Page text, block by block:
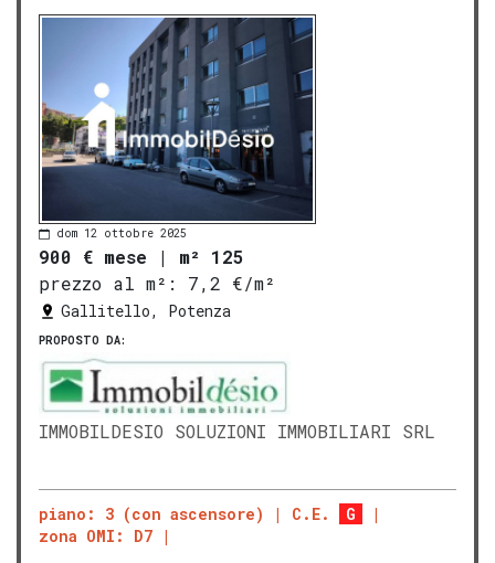
dom 12 ottobre 2025
900 € mese | m² 125
prezzo al m²:
7,2 €/m²
Gallitello, Potenza
PROPOSTO DA:
IMMOBILDESIO SOLUZIONI IMMOBILIARI SRL
piano: 3 (con ascensore) C.E.
G
zona OMI: D7